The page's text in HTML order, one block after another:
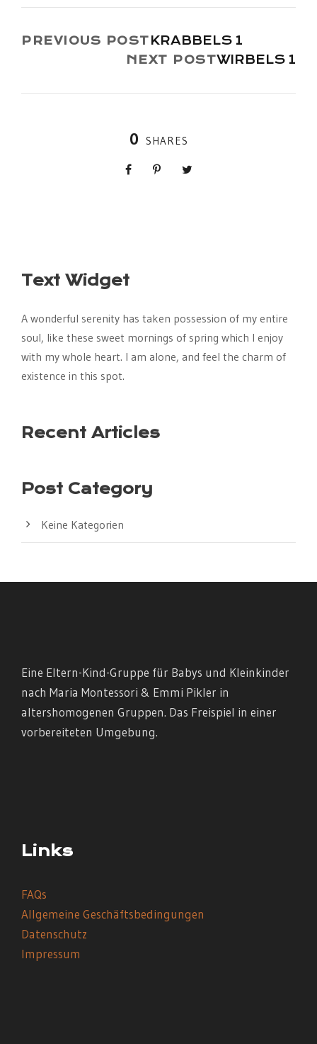
PREVIOUS POST KRABBELS 1
NEXT POSTWIRBELS 1
0 SHARES
Text Widget
A wonderful serenity has taken possession of my entire
soul, like these sweet mornings of spring which I enjoy
with my whole heart. I am alone, and feel the charm of
existence in this spot.
Recent Articles
Post Category
Keine Kategorien
Eine Eltern-Kind-Gruppe für Babys und Kleinkinder
nach Maria Montessori & Emmi Pikler in
altershomogenen Gruppen. Das Freispiel in einer
vorbereiteten Umgebung.
Links
FAQs
Allgemeine Geschäftsbedingungen
Datenschutz
Impressum